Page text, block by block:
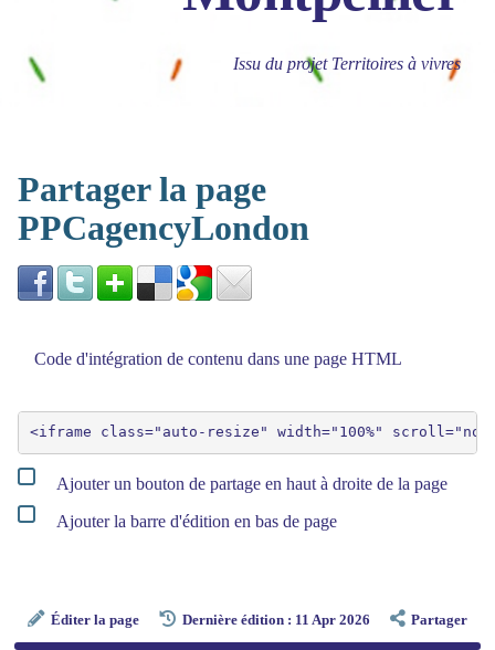
Issu du projet Territoires à vivres
Partager la page
PPCagencyLondon
Code d'intégration de contenu dans une page HTML
Ajouter un bouton de partage en haut à droite de la page
Ajouter la barre d'édition en bas de page
Éditer la page Dernière édition : 11 Apr 2026 Partager